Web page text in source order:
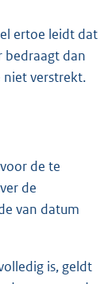
ertoe leidt dat
bedraagt dan
verstrekt.
de te
de
van datum
is, geldt